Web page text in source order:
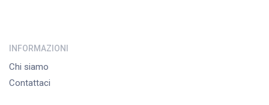
INFORMAZIONI
Chi siamo
Contattaci